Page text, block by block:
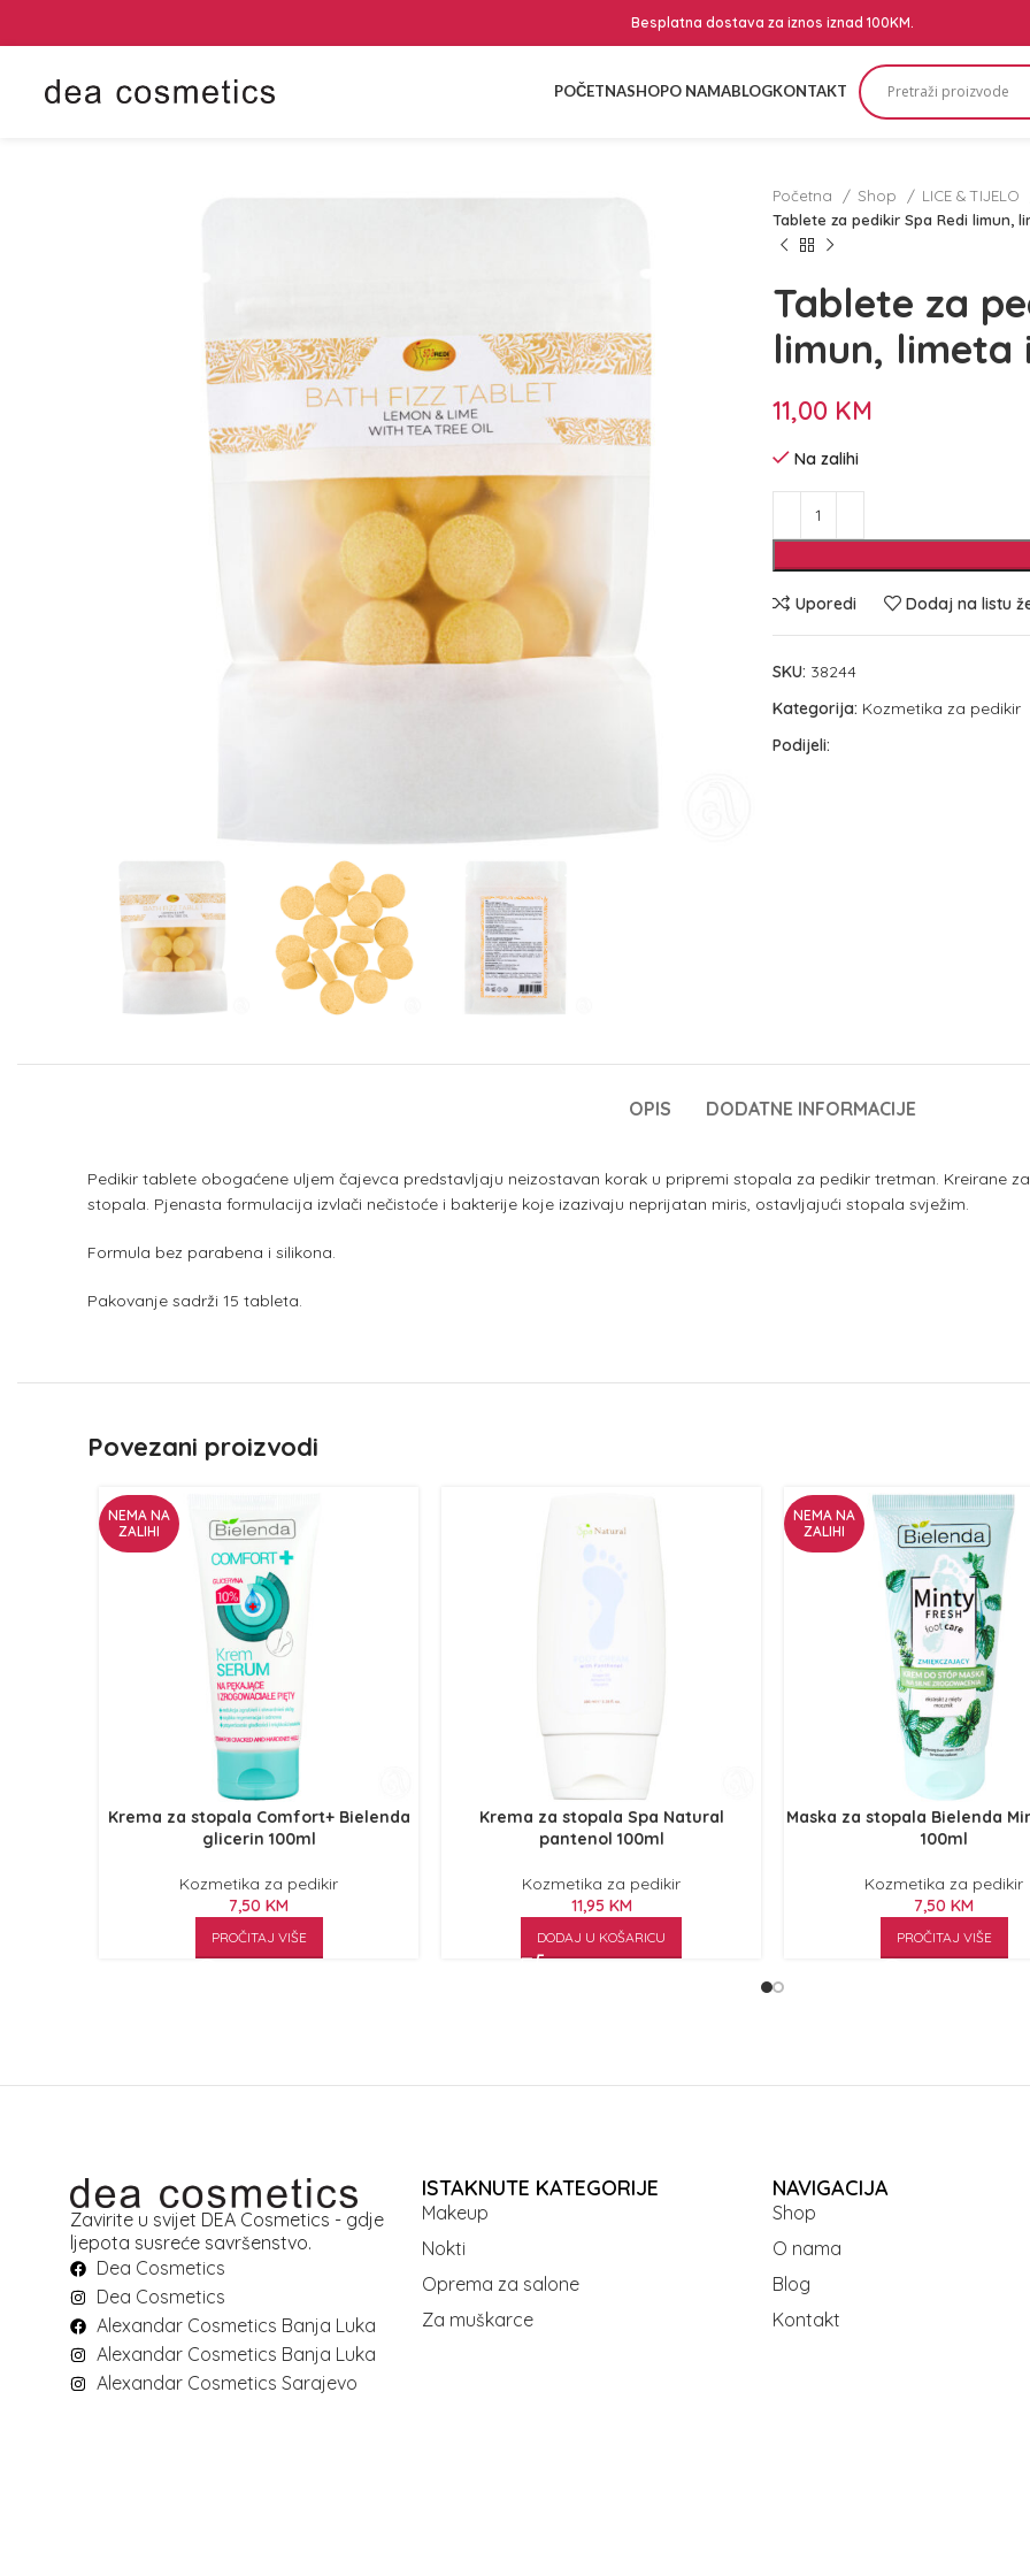
Besplatna dostava za iznos iznad 100KM.
POČETNASHOPO NAMABLOGKONTAKT
Početna Shop LICE & TIJELO
Tablete za pedikir Spa Redi limun,
Tablete za
limun, limeta
11,00 KM
Na zalihi
Uporedi Dodaj na listu
SKU: 38244
Kategorija: Kozmetika za pedikir
Podijeli:
OPIS DODATNE INFORMACIJE
Pedikir tablete obogaćene uljem čajevca predstavljaju neizostavan korak u pripremi stopala za pedikir tretman. Kreirane
stopala. Pjenasta formulacija izvlači nečistoće i bakterije koje izazivaju neprijatan miris, ostavljajući stopala svježim.
Formula bez parabena i silikona.
Pakovanje sadrži 15 tableta.
Povezani proizvodi
NEMA NA
ZALIHI
Krema za stopala Comfort+ Bielenda
glicerin 100ml
Kozmetika za pedikir
7,50 KM
PROČITAJ VIŠE
Krema za stopala Spa Natural
pantenol 100ml
Kozmetika za pedikir
11,95 KM
DODAJ U KOŠARICU
NEMA NA
ZALIHI
Maska za stopala Bielenda
100ml
Kozmetika za pedikir
7,50 KM
PROČITAJ VIŠE
Zavirite u svijet DEA Cosmetics - gdje
ljepota susreće savršenstvo.
Dea Cosmetics
Dea Cosmetics
Alexandar Cosmetics Banja Luka
Alexandar Cosmetics Banja Luka
Alexandar Cosmetics Sarajevo
ISTAKNUTE KATEGORIJE
Makeup
Nokti
Oprema za salone
Za muškarce
NAVIGACIJA
Shop
O nama
Blog
Kontakt